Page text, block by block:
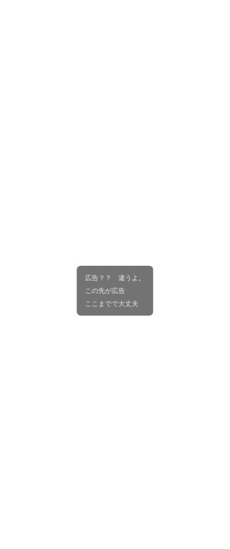
広告？？ 違うよ。
この先が広告
ここまでで大丈夫